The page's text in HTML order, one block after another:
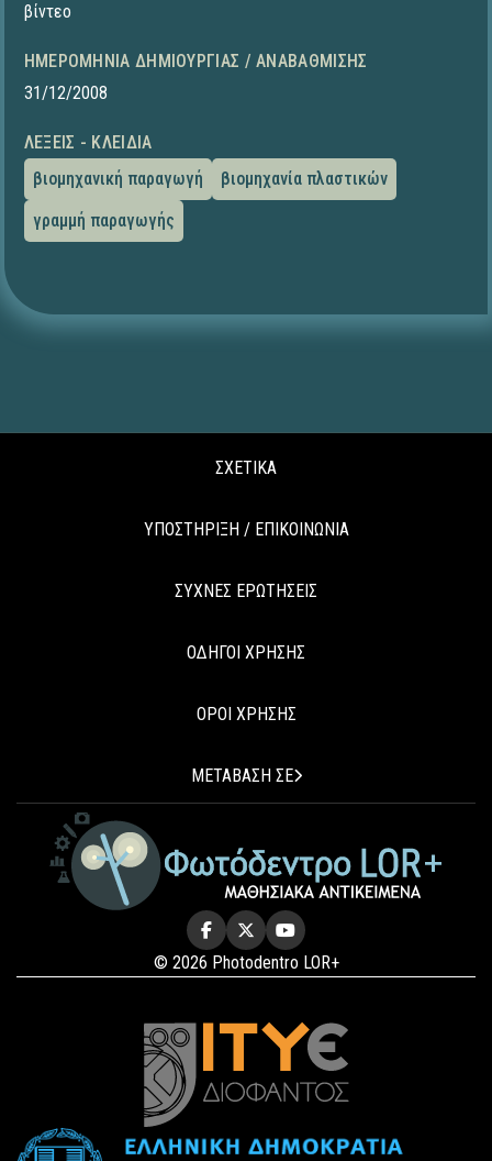
βίντεο
ΗΜΕΡΟΜΗΝΊΑ ΔΗΜΙΟΥΡΓΊΑΣ / ΑΝΑΒΆΘΜΙΣΗΣ
31/12/2008
ΛΈΞΕΙΣ - ΚΛΕΙΔΙΆ
βιομηχανική παραγωγή
βιομηχανία πλαστικών
γραμμή παραγωγής
ΣΧΕΤΙΚΑ
ΥΠΟΣΤΗΡΙΞΗ / ΕΠΙΚΟΙΝΩΝΙΑ
ΣΥΧΝΕΣ ΕΡΩΤΗΣΕΙΣ
ΟΔΗΓΟΙ ΧΡΗΣΗΣ
ΟΡΟΙ ΧΡΗΣΗΣ
ΜΕΤΑΒΑΣΗ ΣΕ
© 2026 Photodentro LOR+